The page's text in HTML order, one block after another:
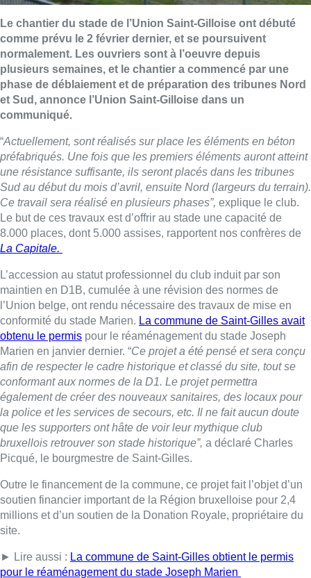
Le chantier du stade de l’Union Saint-Gilloise ont débuté
comme prévu le 2 février dernier, et se poursuivent
normalement. Les ouvriers sont à l’oeuvre depuis
plusieurs semaines, et le chantier a commencé par une
phase de déblaiement et de préparation des tribunes Nord
et Sud, annonce l’Union Saint-Gilloise dans un
communiqué.
“Actuellement, sont réalisés sur place les éléments en béton
préfabriqués. Une fois que les premiers éléments auront atteint
une résistance suffisante, ils seront placés dans les tribunes
Sud au début du mois d’avril, ensuite Nord (largeurs du terrain).
Ce travail sera réalisé en plusieurs phases”, explique le club.
Le but de ces travaux est d’offrir au stade une capacité de
8.000 places, dont 5.000 assises, rapportent nos confrères de
La Capitale.
L’accession au statut professionnel du club induit par son
maintien en D1B, cumulée à une révision des normes de
l’Union belge, ont rendu nécessaire des travaux de mise en
conformité du stade Marien. La commune de Saint-Gilles avait
obtenu le permis pour le réaménagement du stade Joseph
Marien en janvier dernier. “Ce projet a été pensé et sera conçu
afin de respecter le cadre historique et classé du site, tout se
conformant aux normes de la D1. Le projet permettra
également de créer des nouveaux sanitaires, des locaux pour
la police et les services de secours, etc. Il ne fait aucun doute
que les supporters ont hâte de voir leur mythique club
bruxellois retrouver son stade historique”, a déclaré Charles
Picqué, le bourgmestre de Saint-Gilles.
Outre le financement de la commune, ce projet fait l’objet d’un
soutien financier important de la Région bruxelloise pour 2,4
millions et d’un soutien de la Donation Royale, propriétaire du
site.
► Lire aussi : La commune de Saint-Gilles obtient le permis
pour le réaménagement du stade Joseph Marien